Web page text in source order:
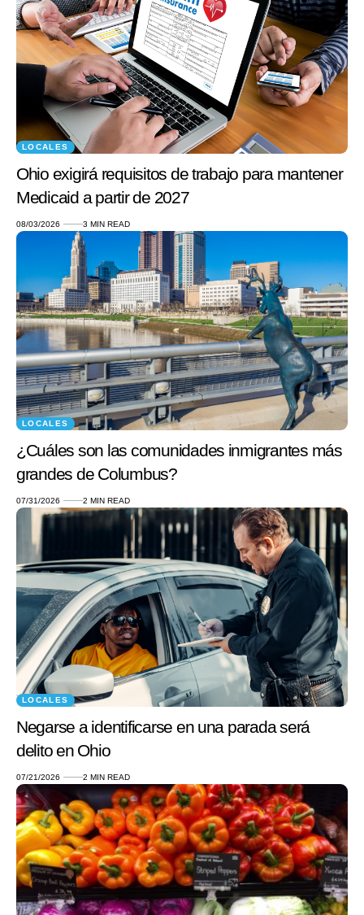
LOCALES
Ohio exigirá requisitos de trabajo para mantener
Medicaid a partir de 2027
08/03/2026 3 MIN READ
LOCALES
¿Cuáles son las comunidades inmigrantes más
grandes de Columbus?
07/31/2026 2 MIN READ
LOCALES
Negarse a identificarse en una parada será
delito en Ohio
07/21/2026 2 MIN READ